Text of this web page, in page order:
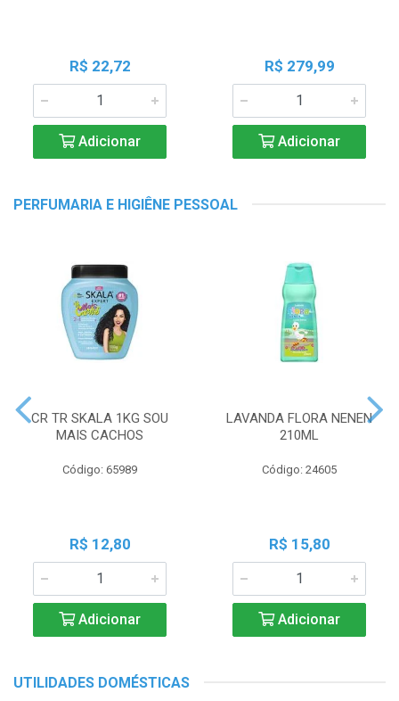
R$ 22,72
Adicionar
R$ 279,99
Adicionar
PERFUMARIA E HIGIÊNE PESSOAL
CR TR SKALA 1KG SOU
MAIS CACHOS
Código: 65989
R$ 12,80
Adicionar
LAVANDA FLORA NENEN
210ML
Código: 24605
R$ 15,80
Adicionar
UTILIDADES DOMÉSTICAS